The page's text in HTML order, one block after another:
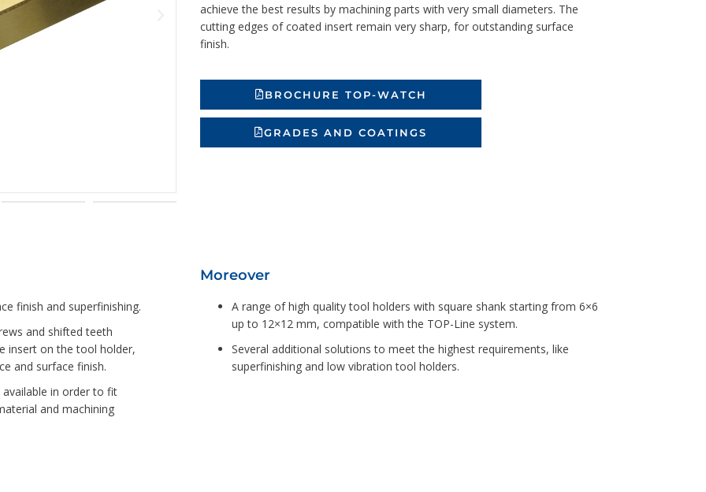
achieve the best results by machining parts with very small diameters. The
cutting edges of coated insert remain very sharp, for outstanding surface
finish.
BROCHURE TOP-WATCH
GRADES AND COATINGS
finish and superfinishing.
and shifted teeth
insert on the tool holder,
and surface finish.
in order to fit
and machining
Moreover
A range of high quality tool holders with square shank starting from 6×6
up to 12×12 mm, compatible with the TOP-Line system.
Several additional solutions to meet the highest requirements, like
superfinishing and low vibration tool holders.